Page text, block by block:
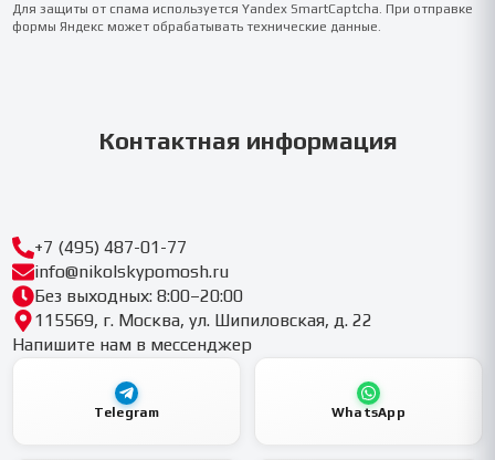
Для защиты от спама используется Yandex SmartCaptcha. При отправке
формы Яндекс может обрабатывать технические данные.
Контактная информация
+7 (495) 487-01-77
info@nikolskypomosh.ru
Без выходных: 8:00–20:00
115569, г. Москва, ул. Шипиловская, д. 22
Напишите нам в мессенджер
Telegram WhatsApp